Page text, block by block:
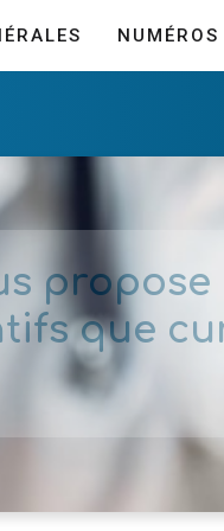
propose
que